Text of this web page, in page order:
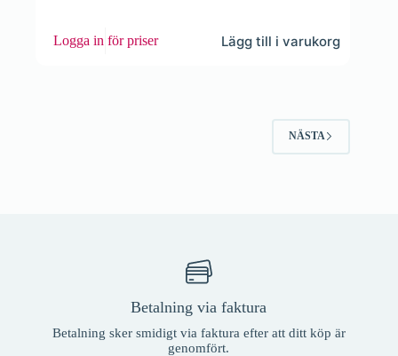
Logga in för priser Lägg till i varukorg
NÄSTA
Betalning via faktura
Betalning sker smidigt via faktura efter att ditt köp är
genomfört.